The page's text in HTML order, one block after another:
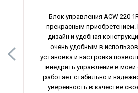
Блок управления ACW 220
прекрасным
дизайн и удобная
очень удобным в
установка и настройка
внедрить управление в моей
работает стабильно и
уверенность в качестве